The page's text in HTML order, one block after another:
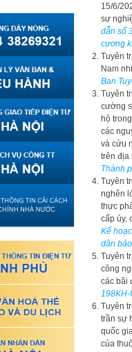
15/6/
sự
dẫn số
cương
Tuyên
Nam
Ban
Tuyên
cường
hộ
các
và cứu
trên địa
Thành
Tuyên
nghẽn
thực
cấp ủy,
Kế
dân
Tuyên
công
các bãi
Tuyên
trần sự
quốc
của